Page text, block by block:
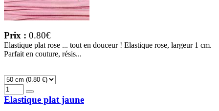
Prix : 0.80€
Elastique plat rose ... tout en douceur ! Elastique rose, largeur 1 cm.
Parfait en couture, résis...
Elastique plat jaune